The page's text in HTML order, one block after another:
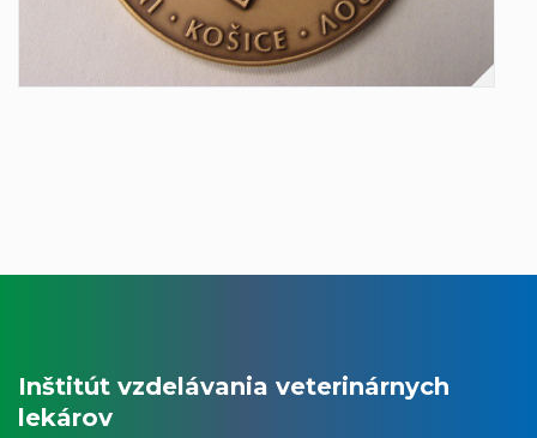
Inštitút vzdelávania veterinárnych
lekárov